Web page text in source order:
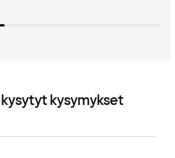
kysymykset